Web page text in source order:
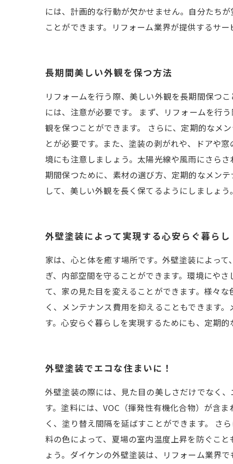
には、計画的な行動が欠かせません。自分たち
ことができます。リフォーム業界が提供するサ
長期間美しい外観を保つ方法
リフォームを行う際、美しい外観を長期間保つ
には、注意が必要です。 まず、リフォームを行
観を保つことができます。 さらに、定期的なメ
とが必要です。また、塗装の剥がれや、ドアや
境にも注意しましょう。太陽光線や風雨にさら
期間保つために、素材の選び方、定期的なメン
して、美しい外観を長く保てるようにしましょう。
外壁塗装によって実現する心安らぐ暮らし
家は、心と体を癒す場所です。外壁塗装によっ
ぎ、内部空間を守ることができます。環境にや
て、家の見た目を変えることができます。様々
く、メンテナンス費用を抑えることもできます
す。心安らぐ暮らしを実現するためにも、定期的
外壁塗装でエコな住まいに！
外壁塗装の際には、見た目の美しさだけでなく
す。塗料には、VOC（揮発性有機化合物）が含
く、塗り替え間隔を延ばすことができます。 さ
料の色によって、夏場の室内温度上昇を防ぐこ
ょう。ダイケンの外壁塗装は、リフォーム業界